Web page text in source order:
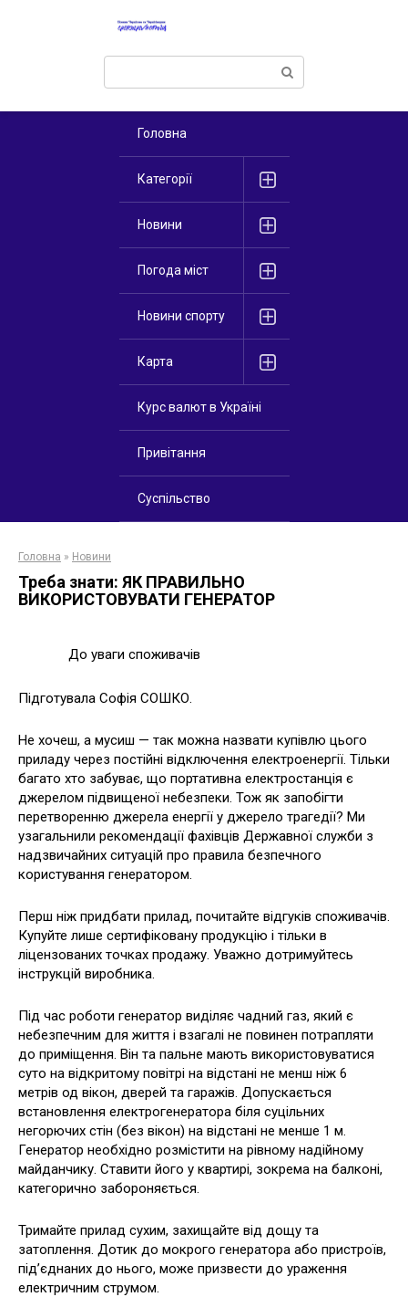
Поиск:
Головна
Категорії
Новини
Погода міст
Новини спорту
Карта
Курс валют в Україні
Привітання
Суспільство
Головна » Новини
Треба знати: ЯК ПРАВИЛЬНО
ВИКОРИСТОВУВАТИ ГЕНЕРАТОР
До уваги споживачів
Підготувала Софія СОШКО.
Не хочеш, а мусиш — так можна назвати купівлю цього
приладу через постійні відключення електроенергії. Тільки
багато хто забуває, що портативна електростанція є
джерелом підвищеної небезпеки. Тож як запобігти
перетворенню джерела енергії у джерело трагедії? Ми
узагальнили рекомендації фахівців Державної служби з
надзвичайних ситуацій про правила безпечного
користування генератором.
Перш ніж придбати прилад, почитайте відгуків споживачів.
Купуйте лише сертифіковану продукцію і тільки в
ліцензованих точках продажу. Уважно дотримуйтесь
інструкцій виробника.
Під час роботи генератор виділяє чадний газ, який є
небезпечним для життя і взагалі не повинен потрапляти
до приміщення. Він та пальне мають використовуватися
суто на відкритому повітрі на відстані не менш ніж 6
метрів од вікон, дверей та гаражів. Допускається
встановлення електрогенератора біля суцільних
негорючих стін (без вікон) на відстані не менше 1 м.
Генератор необхідно розмістити на рівному надійному
майданчику. Ставити його у квартирі, зокрема на балконі,
категорично забороняється.
Тримайте прилад сухим, захищайте від дощу та
затоплення. Дотик до мокрого генератора або пристроїв,
під’єднаних до нього, може призвести до ураження
електричним струмом.